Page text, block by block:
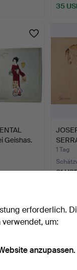
35
Geishas.
1 Tag
81
erforderlich.
um:
anzupassen.